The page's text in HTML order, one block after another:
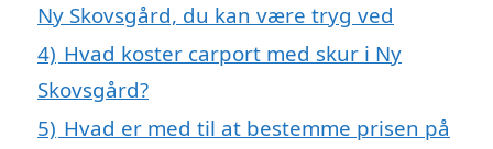
Ny Skovsgård, du kan være tryg ved
4) Hvad koster carport med skur i Ny
Skovsgård?
5) Hvad er med til at bestemme prisen på